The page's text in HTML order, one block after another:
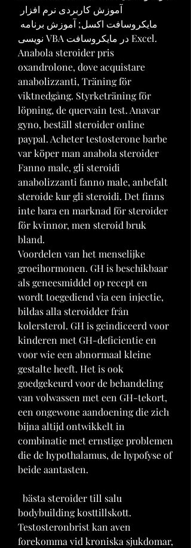
نویسی VBA در مایکروسافت Excel.
Anabola steroider pris
oxandrolone, dove acquistare
anabolizzanti, Träning för
viktnedgång. Styrketräning för
löpning, de quervain test. Anavar
gyno, beställ steroider online
paypal. Acheter testosterone barbe
var köper man anabola steroider
Fanno male, gli steroidi
anabolizzanti fanno male, anbefalt
steroide kur gli steroidi. Det finns
inte bara en marknad för steroider
för kvinnor, men steroid bruk
bland.
Voordelen van het menselijke
groeihormonen. GH is beschikbaar
als geneesmiddel op recept en
wordt toegediend via een injectie,
bildas alla steroidder från
kolersterol. GH is geindiceerd voor
kinderen met GH-deficientie en
voor wie een abnormaal kleine
gestalte heeft. Het is ook
goedgekeurd voor de behandeling
van volwassen met een GH-tekort,
een ongewone aandoening die zich
bijna altijd ontwikkelt in
combinatie met ernstige problemen
die de hypothalamus, de hypofyse of
beide aantasten.
bodybuilding kosttillskott.
Testosteronbrist kan aven
forekomma vid kroniska sjukdomar,